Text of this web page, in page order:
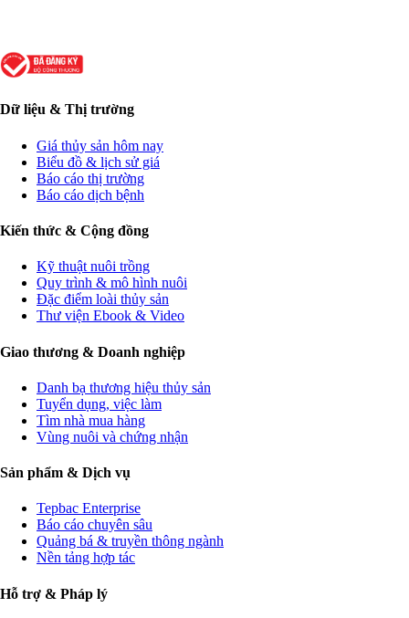
Dữ liệu & Thị trường
Giá thủy sản hôm nay
Biểu đồ & lịch sử giá
Báo cáo thị trường
Báo cáo dịch bệnh
Kiến thức & Cộng đồng
Kỹ thuật nuôi trồng
Quy trình & mô hình nuôi
Đặc điểm loài thủy sản
Thư viện Ebook & Video
Giao thương & Doanh nghiệp
Danh bạ thương hiệu thủy sản
Tuyển dụng, việc làm
Tìm nhà mua hàng
Vùng nuôi và chứng nhận
Sản phẩm & Dịch vụ
Tepbac Enterprise
Báo cáo chuyên sâu
Quảng bá & truyền thông ngành
Nền tảng hợp tác
Hỗ trợ & Pháp lý